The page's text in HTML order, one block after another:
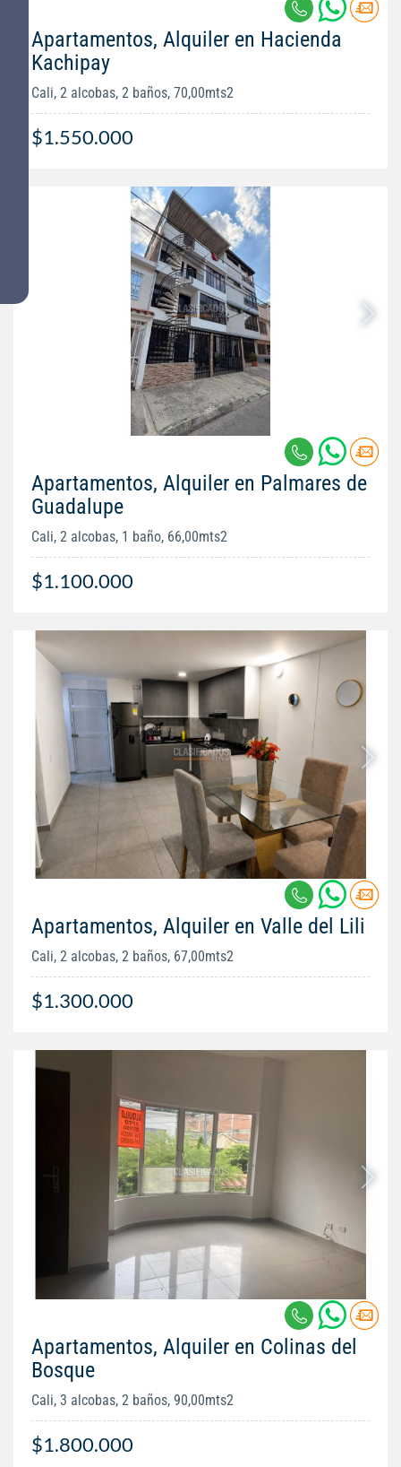
Apartamentos, Alquiler en Hacienda
Kachipay
Cali, 2 alcobas, 2 baños, 70,00mts2
$1.550.000
Apartamentos, Alquiler en Palmares de
Guadalupe
Cali, 2 alcobas, 1 baño, 66,00mts2
$1.100.000
Apartamentos, Alquiler en Valle del Lili
Cali, 2 alcobas, 2 baños, 67,00mts2
$1.300.000
Apartamentos, Alquiler en Colinas del
Bosque
Cali, 3 alcobas, 2 baños, 90,00mts2
$1.800.000